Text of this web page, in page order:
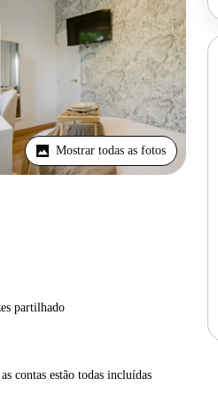
Mostrar todas as fotos
partilhado
contas estão todas incluídas